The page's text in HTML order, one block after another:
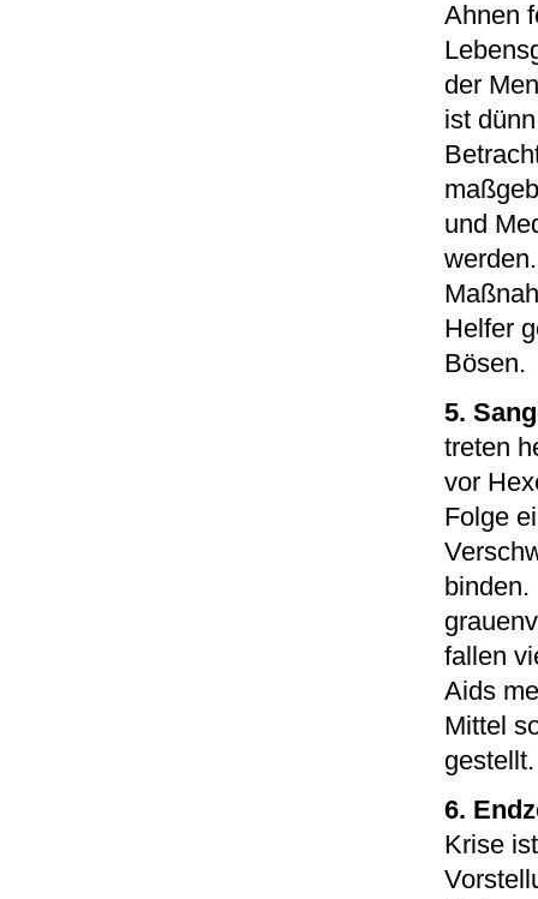
Ahnen
der
ist
und
Helfer
Bösen.
5.
treten
vor
Folge
fallen
Aids
Mittel
gestellt.
6.
Krise